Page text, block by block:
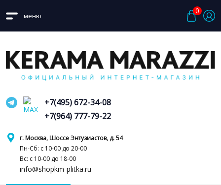
меню
0
г. Москва, Шоссе Энтузиастов, д. 54
Пн-Сб: с 10-00 до 20-00
Вс: с 10-00 до 18-00
info@shopkm-plitka.ru
+7(495) 672-34-08
+7(964) 777-79-22